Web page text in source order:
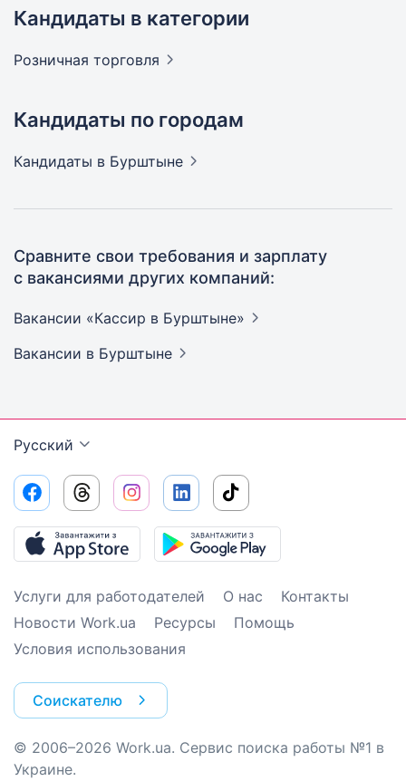
Кандидаты в категории
Розничная торговля
Кандидаты по городам
Кандидаты в Бурштыне
Сравните свои требования и зарплату
с вакансиями других компаний:
Вакансии «Кассир в Бурштыне»
Вакансии в Бурштыне
Русский
Услуги для работодателей О нас
Контакты
Новости Work.ua
Ресурсы
Помощь
Условия использования
Соискателю
© 2006–2026 Work.ua. Сервис поиска работы №1 в
Украине.